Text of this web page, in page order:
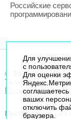
Российские
© 2014-2026.
Телефон
Политика в
Приглашения на
Для
с
Для оценки
ваших
отключить
браузера.